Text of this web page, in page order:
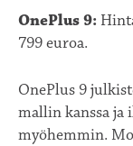
OnePlus 9:
799 euroa.
OnePlus 9
mallin kanssa ja
myöhemmin.